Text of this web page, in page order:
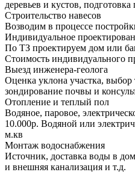
деревьев и кустов,
Строительство навесов
Возводим в процессе
Индивидуальное
По ТЗ проектируем дом или
Стоимость индивидуального
Выезд инженера-геолога
Оценка уклона участка,
зондирование почвы и
Отопление и теплый пол
Водяное, паровое,
10.000р. Водяной или
м.кв
Монтаж водоснабжения
Источник, доставка воды в
и внешняя канализация и т.д.